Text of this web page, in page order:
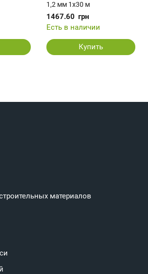
1,2 мм 1х30 м
1467.60 грн
Есть в наличии
Купить
материалов